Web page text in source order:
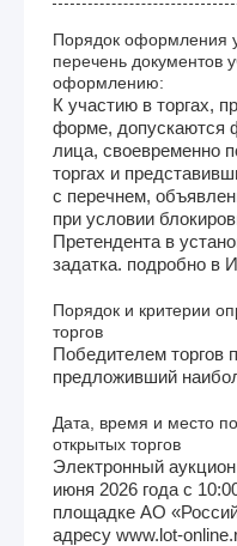
Порядок оформления
перечень документов
оформлению:
К участию в торгах,
форме, допускаются
лица, своевременно
торгах и
с перечнем,
при условии
Претендента в
задатка. подробно в
Порядок и критерии
торгов
Победителем торгов
предложивший
Дата, время и место
открытых торгов
Электронный
июня 2026 года с
площадке АО
адресу www.lot-